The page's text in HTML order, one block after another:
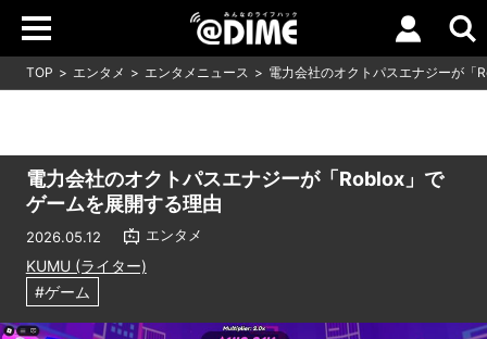
TOP エンタメ エンタメニュース 電力会社のオクトパスエナジーが「
電力会社のオクトパスエナジーが「Roblox」で
ゲームを展開する理由
2026.05.12 エンタメ
KUMU (ライター)
#ゲーム